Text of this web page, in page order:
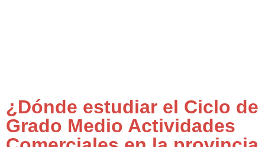
¿Dónde estudiar el Ciclo de
Grado Medio Actividades